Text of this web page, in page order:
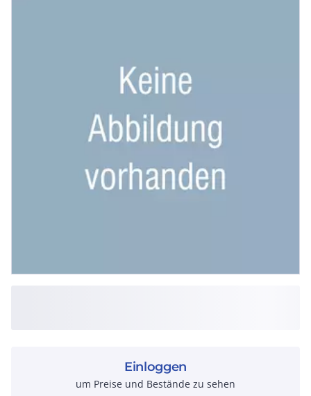
Einloggen
um Preise und Bestände zu sehen